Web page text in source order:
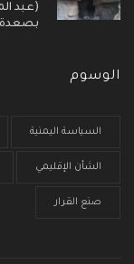
(عبد
بصعدة
الوسوم
السياسة اليمنية
الشأن الإقليمي
صنع القرار